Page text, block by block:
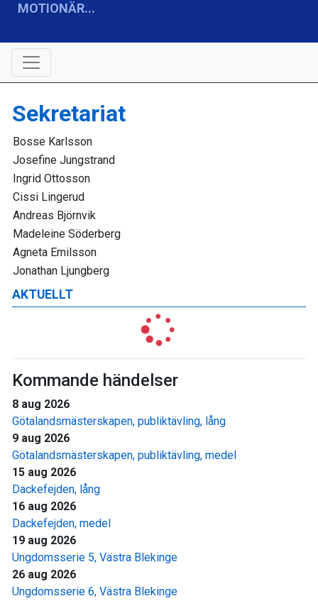
MOTIONÄR...
AKTUELLT
Kommande händelser
8 aug 2026
Götalandsmästerskapen, publiktävling, lång
9 aug 2026
Götalandsmästerskapen, publiktävling, medel
15 aug 2026
Dackefejden, lång
16 aug 2026
Dackefejden, medel
19 aug 2026
Ungdomsserie 5, Västra Blekinge
26 aug 2026
Ungdomsserie 6, Västra Blekinge
Sekretariat
Bosse Karlsson
Josefine Jungstrand
Ingrid Ottosson
Cissi Lingerud
Andreas Björnvik
Madeleine Söderberg
Agneta Emilsson
Jonathan Ljungberg